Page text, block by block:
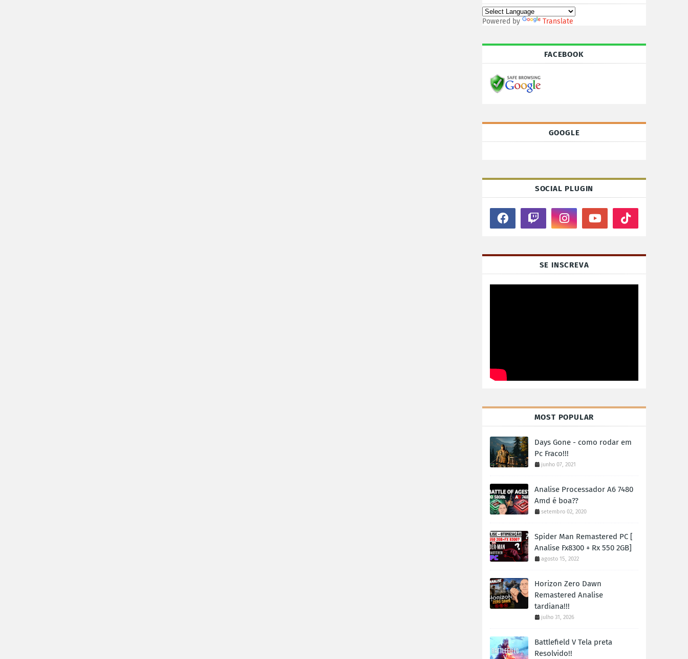
Powered by Translate
FACEBOOK
GOOGLE
SOCIAL PLUGIN
SE INSCREVA
MOST POPULAR
Days Gone - como rodar em
Pc Fraco!!!
junho 07, 2021
Analise Processador A6 7480
Amd é boa??
setembro 02, 2020
Spider Man Remastered PC [
Analise Fx8300 + Rx 550 2GB]
agosto 15, 2022
Horizon Zero Dawn
Remastered Analise
tardiana!!!
julho 31, 2026
Battlefield V Tela preta
Resolvido!!